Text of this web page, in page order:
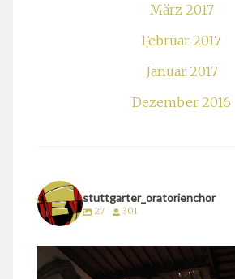
März 2017
Februar 2017
Januar 2017
Dezember 2016
stuttgarter_oratorienchor
27 301
stuttgarter_oratorienchor
März 24